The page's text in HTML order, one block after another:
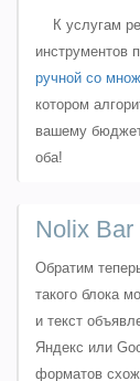
К услугам
инструментов
ручной со
котором
вашему
оба!
Nolix Bar
Обратим
такого блока
и текст
Яндекс или
форматов